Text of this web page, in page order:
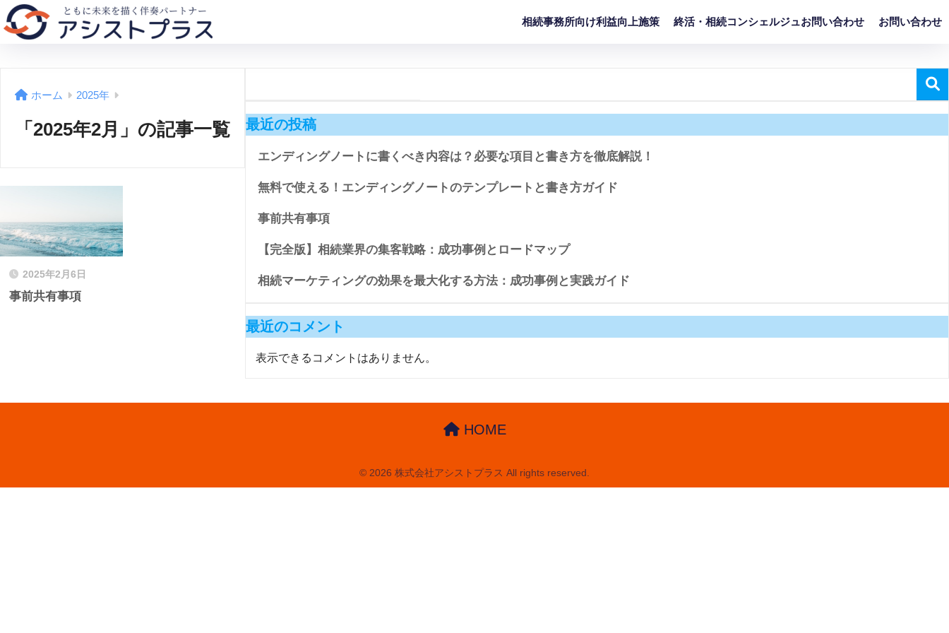
相続事務所向け利益向上施策 終活・相続コンシェルジュお問い合わせ お問い合わせ
ホーム 2025年
「2025年2月」の記事一覧
2025年2月6日
事前共有事項
最近の投稿
エンディングノートに書くべき内容は？必要な項目と書き方を徹底解説！
無料で使える！エンディングノートのテンプレートと書き方ガイド
事前共有事項
【完全版】相続業界の集客戦略：成功事例とロードマップ
相続マーケティングの効果を最大化する方法：成功事例と実践ガイド
最近のコメント
表示できるコメントはありません。
HOME
© 2026 株式会社アシストプラス All rights reserved.